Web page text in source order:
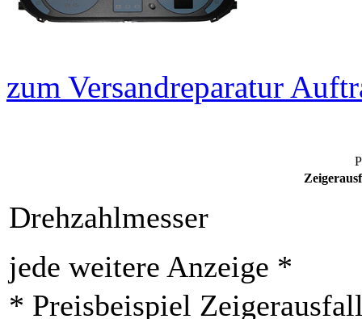
zum Versandreparatur
Drehzahlmesser
jede weitere Anzeige *
* Preisbeispiel